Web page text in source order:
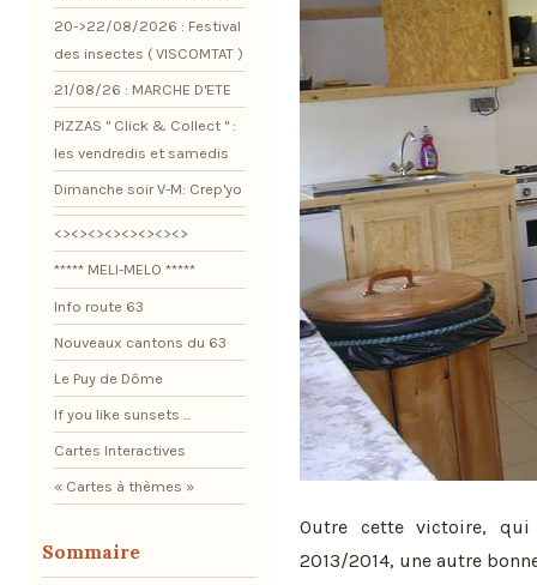
Outre cette victoire,
2013/2014, une autre
20->22/08/2026 : Festival
des insectes ( VISCOMTAT )
21/08/26 : MARCHE D'ETE
PIZZAS " Click & Collect " :
les vendredis et samedis
Dimanche soir V-M: Crep'yo
<><><><><><><><>
***** MELI-MELO *****
Info route 63
Nouveaux cantons du 63
Le Puy de Dôme
If you like sunsets ...
Cartes Interactives
« Cartes à thèmes »
Sommaire